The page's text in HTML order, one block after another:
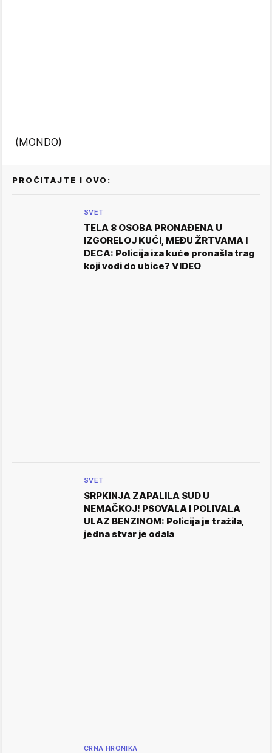
(MONDO)
PROČITAJTE I OVO:
SVET
TELA 8 OSOBA PRONAĐENA U
IZGORELOJ KUĆI, MEĐU ŽRTVAMA I
DECA: Policija iza kuće pronašla trag
koji vodi do ubice? VIDEO
SVET
SRPKINJA ZAPALILA SUD U
NEMAČKOJ! PSOVALA I POLIVALA
ULAZ BENZINOM: Policija je tražila,
jedna stvar je odala
CRNA HRONIKA